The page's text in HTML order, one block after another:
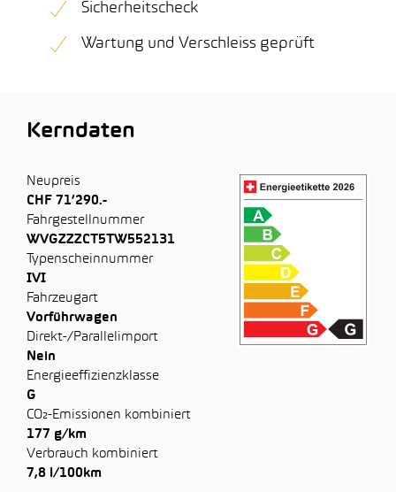
Sicherheitscheck
Wartung und Verschleiss geprüft
Kerndaten
Neupreis
CHF 71’290.-
Fahrgestellnummer
WVGZZZCT5TW552131
Typenscheinnummer
IVI
Fahrzeugart
Vorführwagen
Direkt-/Parallelimport
Nein
Energieeffizienzklasse
G
CO₂-Emissionen kombiniert
177 g/km
Verbrauch kombiniert
7,8 l/100km